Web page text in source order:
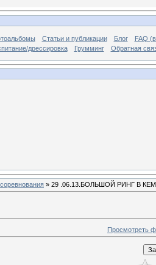
Статьи и публикации Блог
FAQ
дрессировка
Грумминг Обратная
» 29 .06.13.БОЛЬШОЙ РИНГ В
Просмотреть